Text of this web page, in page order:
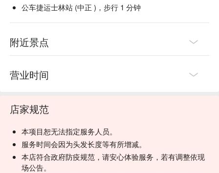
公车捷运士林站 (中正 )，步行 1 分钟
附近景点
营业时间
店家规范
本项目恕无法指定服务人员。
服务时间会因为头发长度等有所增减。
本店符合政府防疫规范，请安心体验服务，若有调整依现
场公告。